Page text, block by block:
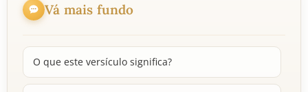
Vá mais fundo
O que este versículo significa?